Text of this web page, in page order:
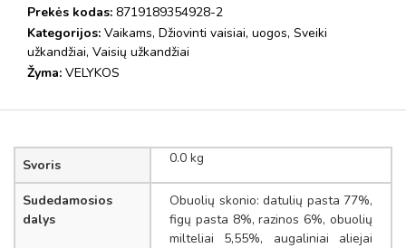
Prekės kodas: 8719189354928-2
Kategorijos: Vaikams, Džiovinti vaisiai, uogos, Sveiki
užkandžiai, Vaisių užkandžiai
Žyma: VELYKOS
Svoris 0.0 kg
Sudedamosios
dalys
Obuolių skonio: datulių pasta 77%,
figų pasta 8%, razinos 6%, obuolių
milteliai 5,55%, augaliniai aliejai